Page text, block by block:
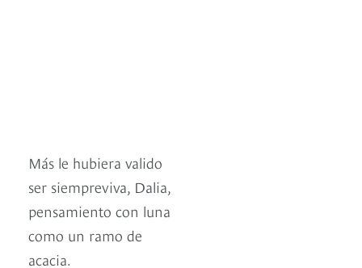
Más le hubiera valido
ser siempreviva, Dalia,
pensamiento con luna
como un ramo de
acacia.